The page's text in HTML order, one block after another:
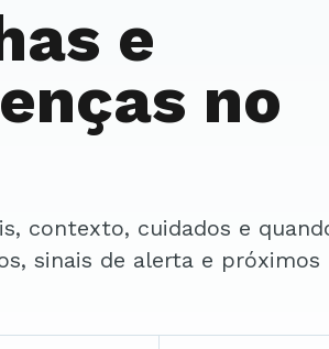
e
no
sinais de alerta e próximos